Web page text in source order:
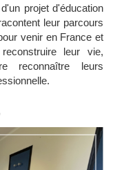
projet d'éducation
leur parcours
venir en France et
leur vie,
reconnaître leurs